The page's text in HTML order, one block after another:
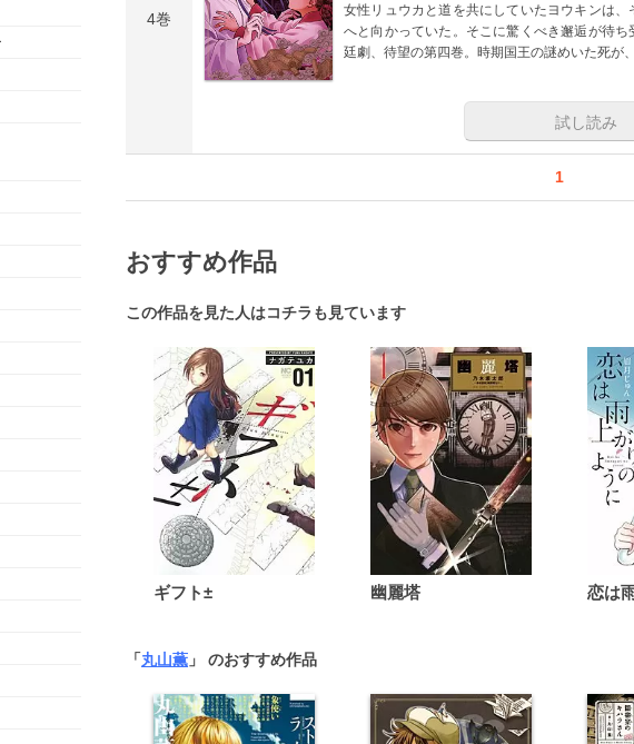
4巻
女性リュウカと道を共にしていたヨウキンは
へと向かっていた。そこに驚くべき邂逅が待
廷劇、待望の第四巻。時期国王の謎めいた死が
試し読み
1
おすすめ作品
この作品を見た人はコチラも見ています
ギフト± 幽麗塔
「丸山薫 」 のおすすめ作品